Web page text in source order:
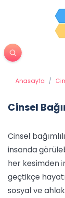
Anasayfa /
Cinsel
Cinsel
insanda
her kesimden
geçtikçe
sosyal ve